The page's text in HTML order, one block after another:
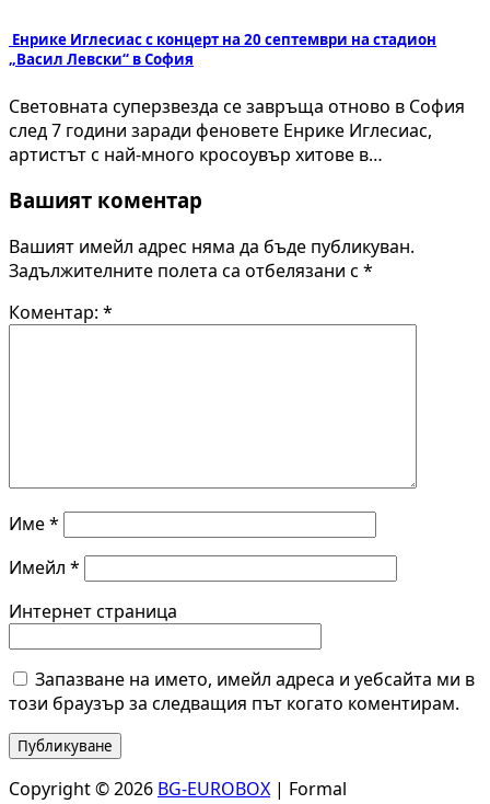
Енрике Иглесиас с концерт на 20 септември на стадион
„Васил Левски“ в София
Световната суперзвезда се завръща отново в София
след 7 години заради феновете Енрике Иглесиас,
артистът с най-много кросоувър хитове в…
Вашият коментар
Вашият имейл адрес няма да бъде публикуван.
Задължителните полета са отбелязани с *
Коментар: *
Име*
Имейл *
Интернет страница
Запазване на името, имейл адреса и уебсайта ми в
този браузър за следващия път когато коментирам.
Copyright © 2026 BG-EUROBOX | Formal